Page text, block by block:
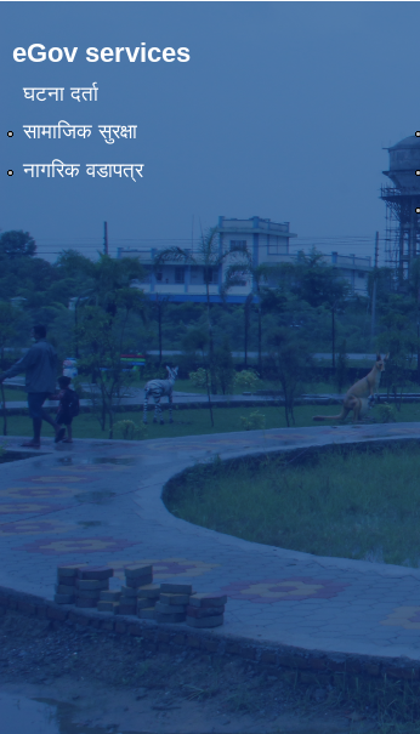
eGov services
घटना दर्ता
सामाजिक सुरक्षा
नागरिक वडापत्र